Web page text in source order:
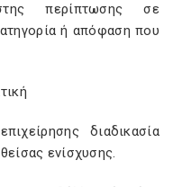
περίπτωσης σε
ή απόφαση που
διαδικασία
ενίσχυσης.